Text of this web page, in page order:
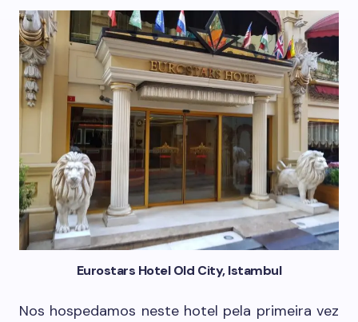
Eurostars Hotel Old City, Istambul
Nos hospedamos neste hotel pela primeira vez